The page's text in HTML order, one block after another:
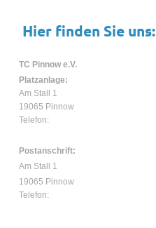
Hier finden Sie uns:
TC Pinnow e.V.
Platzanlage:
Am Stall 1
19065 Pinnow
Telefon:
Postanschrift:
Am Stall 1
19065 Pinnow
Telefon: